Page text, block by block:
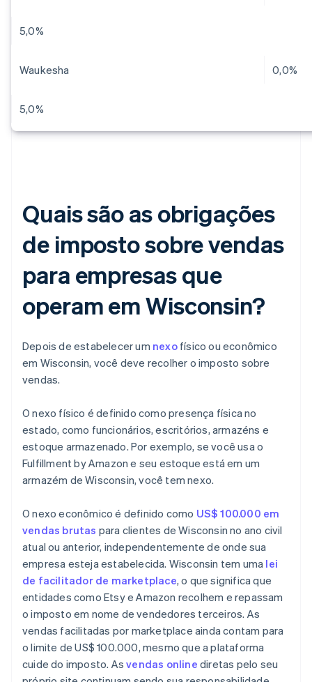
5,0%
Waukesha 0,0%
5,0%
Quais são as obrigações
de imposto sobre vendas
para empresas que
operam em Wisconsin?
Depois de estabelecer um nexofísico ou econômico
em Wisconsin, você deve recolher o imposto sobre
vendas.
O nexo físico é definido como presença física no
estado, como funcionários, escritórios, armazéns e
estoque armazenado. Por exemplo, se você usa o
Fulfillment by Amazon e seu estoque está em um
armazém de Wisconsin, você tem nexo.
O nexo econômico é definido como US$ 100.000 em
vendas brutas para clientes de Wisconsin no ano civil
atual ou anterior, independentemente de onde sua
empresa esteja estabelecida. Wisconsin tem uma lei
de facilitador de marketplace, o que significa que
entidades como Etsy e Amazon recolhem e repassam
o imposto em nome de vendedores terceiros. As
vendas facilitadas por marketplace ainda contam para
o limite de US$ 100.000, mesmo que a plataforma
cuide do imposto. Asvendas online diretas pelo seu